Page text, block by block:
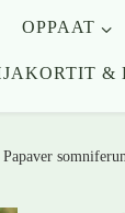
OPPAAT
&